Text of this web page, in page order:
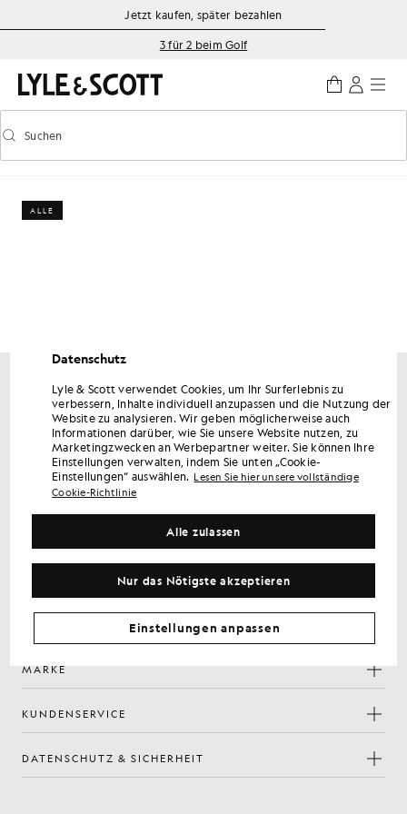
Zum Hauptinhalt springen
Informationen zur Barrierefreiheit
Jetzt kaufen, später bezahlen
3 für 2 beim Golf
Vorausschauende Suche ein-/ausschalten
Suchen
ALLE
Erhalten Sie 15 % Rabatt auf Ihre erste Bestellung
Melden Sie sich an, um exklusive Angebote für Mitglieder,
Vorabzugang und Prämien zu erhalten.
E-Mail-Adresse Anmelden
Mit Ihrer Anmeldung bestätigen Sie, dass Sie unsere
Cookie-Einstellungen
Facebook
Instagram
YouTube
TikTok
MARKE
KUNDENSERVICE
DATENSCHUTZ & SICHERHEIT
Datenschutz
Lyle & Scott verwendet Cookies, um Ihr Surferlebnis zu
verbessern, Inhalte individuell anzupassen und die Nutzung der
Website zu analysieren. Wir geben möglicherweise auch
Informationen darüber, wie Sie unsere Website nutzen, zu
Marketingzwecken an Werbepartner weiter. Sie können Ihre
Einstellungen verwalten, indem Sie unten „Cookie-
Einstellungen“ auswählen. Lesen Sie hier unsere vollständige
Cookie-Richtlinie
Nur das Nötigste akzeptieren
Alle zulassen
Einstellungen anpassen